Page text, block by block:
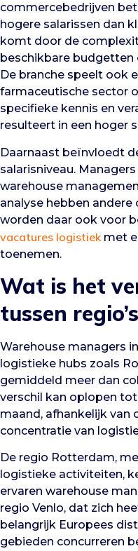
commercebedrijven
hogere salarissen dan
komt door de
beschikbare budgetten
De branche speelt ook
farmaceutische sector
specifieke kennis en
resulteert in een hoger
Daarnaast beïnvloedt
salarisniveau.
warehouse
analyse hebben
worden daar ook voor
vacatures logistiek met
toenemen.
Wat is het
tussen
Warehouse managers
logistieke hubs zoals
gemiddeld meer dan
verschil kan oplopen
maand, afhankelijk van
concentratie van
De regio Rotterdam,
logistieke activiteiten,
ervaren warehouse
regio Venlo, dat zich
belangrijk Europees
gebieden concurreren